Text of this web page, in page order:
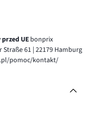
UE bonprix
61 | 22179 Hamburg
pomoc/kontakt/